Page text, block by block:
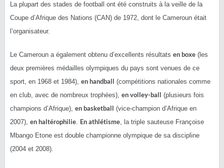
La plupart des stades de football ont été construits à la veille de la
Coupe d’Afrique des Nations (CAN) de 1972, dont le Cameroun était
l’organisateur.
Le Cameroun a également obtenu d’excellents résultats en boxe (les
deux premières médailles olympiques du pays sont venues de ce
sport, en 1968 et 1984), en handball (compétitions nationales comme
en club, avec de nombreux trophées), en volley-ball (plusieurs fois
champions d’Afrique), en basketball (vice-champion d’Afrique en
2007), en haltérophilie. En athlétisme, la triple sauteuse Françoise
Mbango Etone est double championne olympique de sa discipline
(2004 et 2008).